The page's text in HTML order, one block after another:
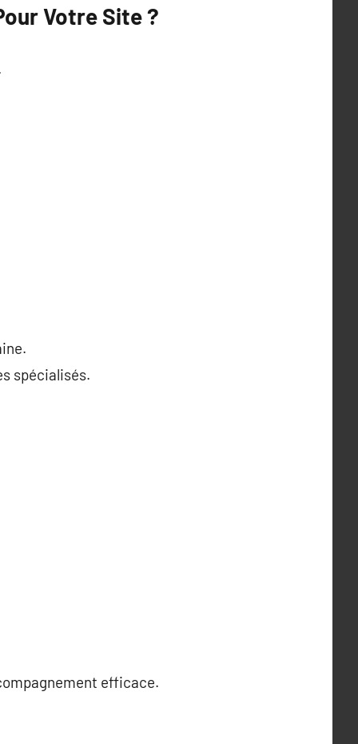
Votre Site ?
spécialisés.
efficace.